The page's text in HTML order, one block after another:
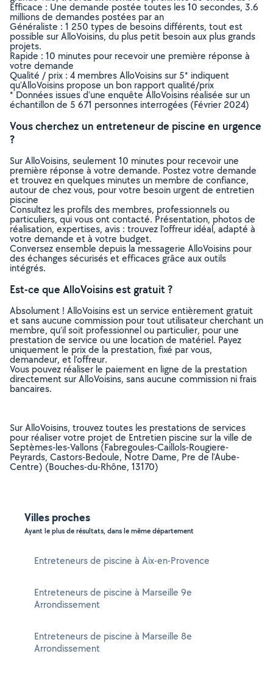
Efficace : Une demande postée toutes les 10 secondes, 3.6
millions de demandes postées par an
Généraliste : 1 250 types de besoins différents, tout est
possible sur AlloVoisins, du plus petit besoin aux plus grands
projets.
Rapide : 10 minutes pour recevoir une première réponse à
votre demande
Qualité / prix : 4 membres AlloVoisins sur 5* indiquent
qu’AlloVoisins propose un bon rapport qualité/prix
* Données issues d’une enquête AlloVoisins réalisée sur un
échantillon de 5 671 personnes interrogées (Février 2024)
Vous cherchez un entreteneur de piscine en urgence
?
Sur AlloVoisins, seulement 10 minutes pour recevoir une
première réponse à votre demande. Postez votre demande
et trouvez en quelques minutes un membre de confiance,
autour de chez vous, pour votre besoin urgent de entretien
piscine
Consultez les profils des membres, professionnels ou
particuliers, qui vous ont contacté. Présentation, photos de
réalisation, expertises, avis : trouvez l'offreur idéal, adapté à
votre demande et à votre budget.
Conversez ensemble depuis la messagerie AlloVoisins pour
des échanges sécurisés et efficaces grâce aux outils
intégrés.
Est-ce que AlloVoisins est gratuit ?
Absolument ! AlloVoisins est un service entièrement gratuit
et sans aucune commission pour tout utilisateur cherchant un
membre, qu’il soit professionnel ou particulier, pour une
prestation de service ou une location de matériel. Payez
uniquement le prix de la prestation, fixé par vous,
demandeur, et l’offreur.
Vous pouvez réaliser le paiement en ligne de la prestation
directement sur AlloVoisins, sans aucune commission ni frais
bancaires.
Sur AlloVoisins, trouvez toutes les prestations de services
pour réaliser votre projet de Entretien piscine sur la ville de
Septèmes-les-Vallons (Fabregoules-Caillols-Rougiere-
Peyrards, Castors-Bedoule, Notre Dame, Pre de l'Aube-
Centre) (Bouches-du-Rhône, 13170)
Villes proches
Ayant le plus de résultats, dans le même département
Entreteneurs de piscine à Aix-en-Provence
Entreteneurs de piscine à Marseille 9e
Arrondissement
Entreteneurs de piscine à Marseille 8e
Arrondissement